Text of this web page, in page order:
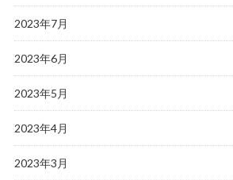
2023年7月
2023年6月
2023年5月
2023年4月
2023年3月